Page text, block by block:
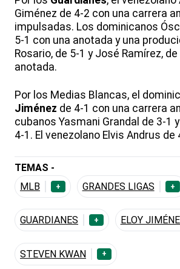
Giménez de 4-2 con una carrera
impulsadas. Los dominicanos
5-1 con una anotada y una
Rosario, de 5-1 y José Ramírez,
anotada.
Por los Medias Blancas, el
Jiménez de 4-1 con una carrera
cubanos Yasmani Grandal de 3-1
4-1. El venezolano Elvis Andrus de
TEMAS -
MLB
+ GRANDES LIGAS +
GUARDIANES + ELOY
STEVEN KWAN +